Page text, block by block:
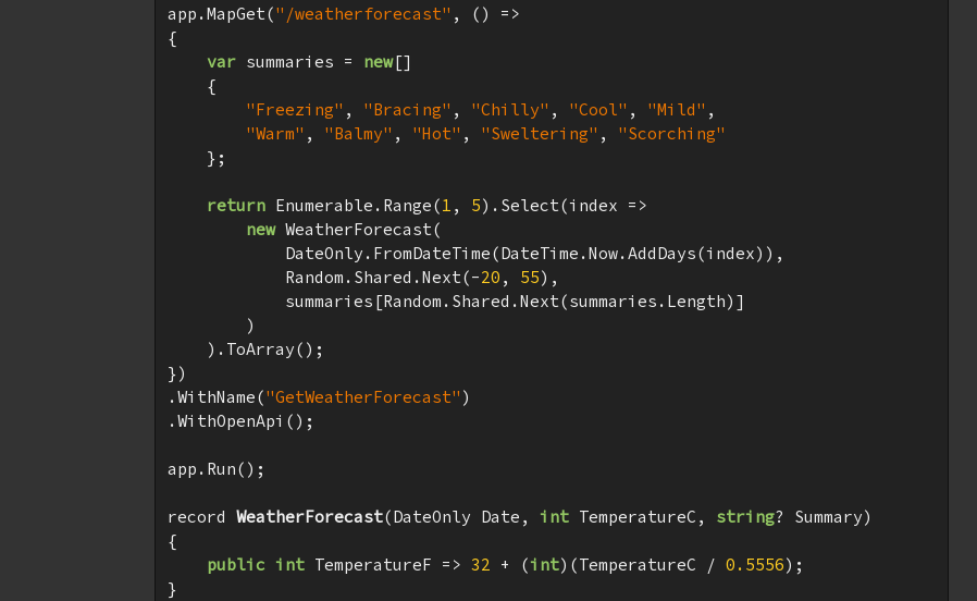
app.MapGet("/weatherforecast" , () =>
{
var summaries = new[]
    {
"Freezing" , "Bracing" , "Chilly" , "Cool" , "Mild" ,
"Warm" , "Balmy" , "Hot" , "Sweltering" , "Scorching"
    };
return Enumerable.Range(1 , 5).Select(index =>
new WeatherForecast(
            DateOnly.FromDateTime(DateTime.Now.AddDays(index)),
            Random.Shared.Next(-
20 , 55),
            summaries[Random.Shared.Next(summaries.Length)]
        )
    ).ToArray();
})
.WithName("GetWeatherForecast" )
.WithOpenApi();
app.Run();
record WeatherForecast(DateOnly Date, int TemperatureC, string? Summary
{
public int TemperatureF => 32 + (int)(TemperatureC / 0.5556);